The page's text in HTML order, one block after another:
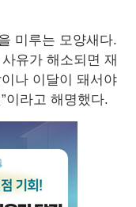
미루는 모양새다.
유가 해소되면 재
나 이달이 돼서야
이라고 해명했다.